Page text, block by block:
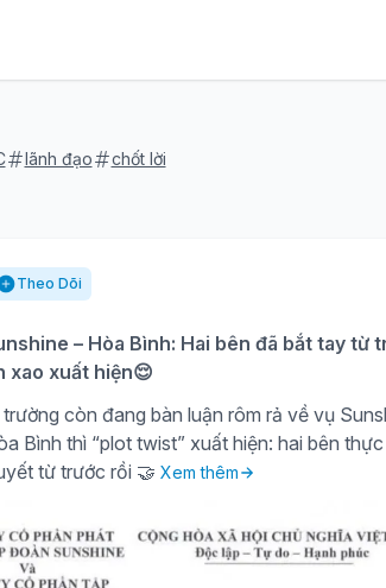
lãnh đạo chốt lời
Theo Dõi
– Hòa Bình: Hai bên đã bắt tay từ
xao xuất hiện😌
còn đang bàn luận rôm rả về vụ
Bình thì “plot twist” xuất hiện: hai bên
từ trước rồi 🤝 Xem thêm